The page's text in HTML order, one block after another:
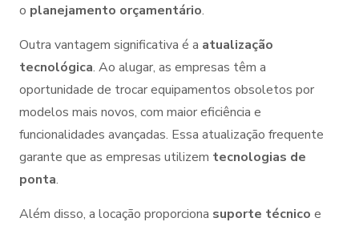
o planejamento orçamentário.
Outra vantagem significativa é a atualização
tecnológica. Ao alugar, as empresas têm a
oportunidade de trocar equipamentos obsoletos por
modelos mais novos, com maior eficiência e
funcionalidades avançadas. Essa atualização frequente
garante que as empresas utilizem tecnologias de
ponta.
Além disso, a locação proporciona suporte técnico e